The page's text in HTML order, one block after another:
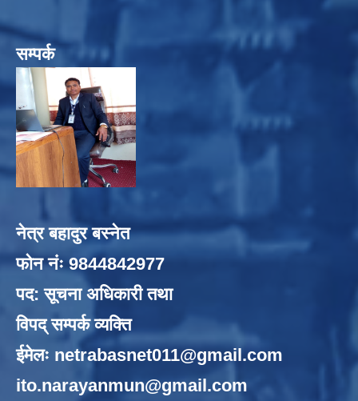
सम्पर्क
नेत्र बहादुर बस्नेत
फोन नंः 9844842977
पद: सूचना अधिकारी तथा
विपद् सम्पर्क व्यक्ति
ईमेलः netrabasnet011@gmail.com
ito.narayanmun@gmail.com